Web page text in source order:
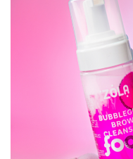
Jegyezz meg